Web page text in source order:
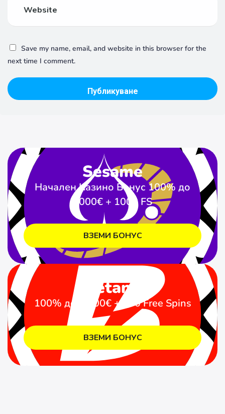
Save my name, email, and website in this browser for the
next time I comment.
Sesame
Начален Казино Бонус 100% до
1000€ + 1000 FS
ВЗЕМИ БОНУС
Betano
100% до 1.500€ + 200 Free Spins
ВЗЕМИ БОНУС